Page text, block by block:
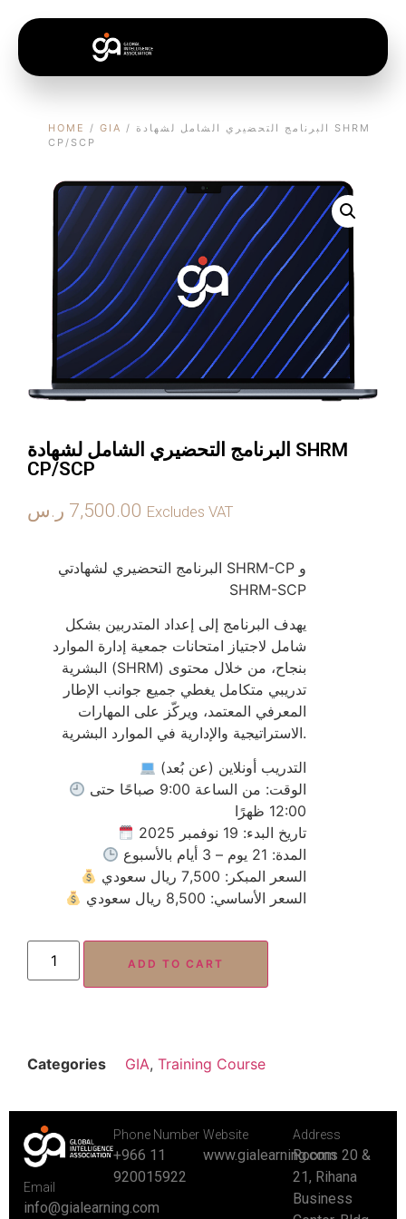
HOME / GIA / اﻟﺒﺮﻧﺎﻣﺞ اﻟﺘﺤﻀﻴﺮي اﻟﺸﺎﻣﻞ ﻟﺸﻬﺎدة SHRM
CP/SCP
اﻟﺒﺮﻧﺎﻣﺞ اﻟﺘﺤﻀﻴﺮي اﻟﺸﺎﻣﻞ ﻟﺸﻬﺎدة SHRM
CP/SCP
7,500.00 ر.س Excludes VAT
البرنامج التحضيري لشهادتي SHRM-CP و
SHRM-SCP
يهدف البرنامج إلى إعداد المتدربين بشكل
شامل لاجتياز امتحانات جمعية إدارة الموارد
البشرية (SHRM) بنجاح، من خلال محتوى
تدريبي متكامل يغطي جميع جوانب الإطار
المعرفي المعتمد، ويركّز على المهارات
الاستراتيجية والإدارية في الموارد البشرية.
التدريب أونلاين (عن بُعد)
12:00 ظهرًا
تاريخ البدء: 19 نوفمبر 2025
المدة: 21 يوم – 3 أيام بالأسبوع
السعر المبكر: 7,500 ريال سعودي
السعر الأساسي: 8,500 ريال سعودي
ADD TO CART
Categories GIA, Training Course
Email
info@gialearning.com
Phone Number
+966 11
920015922
Website
www.gialearning.com
Address
Rooms 20 &
21, Rihana
Business